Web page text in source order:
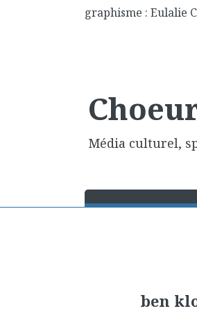
graphisme : Eulalie
Média culturel,
ben